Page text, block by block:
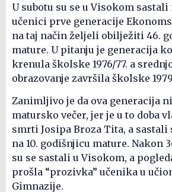
U subotu su se u Visokom sastali
učenici prve generacije
na taj način željeli obilježiti 46.
mature. U pitanju je generacija
krenula školske 1976/77. a
obrazovanje završila školske
Zanimljivo je da ova generacija
matursko večer, jer je u to doba
smrti Josipa Broza Tita, a sastali
na 10. godišnjicu mature. Nakon
su se sastali u Visokom, a
prošla “prozivka” učenika u
Gimnazije.